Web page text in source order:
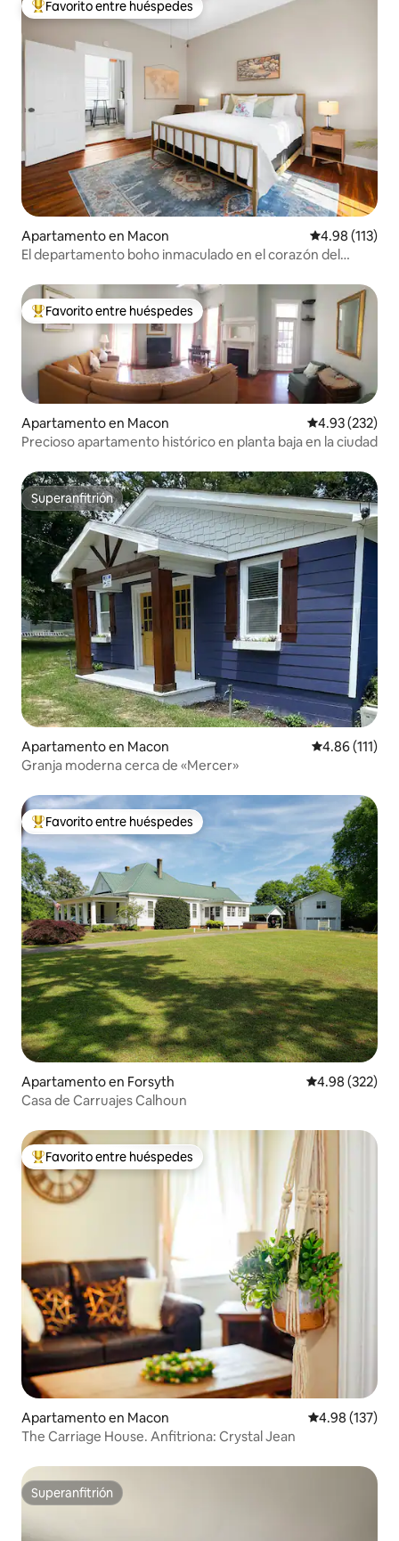
Favorito entre huéspedes preferido
Favorito entre huéspedes
Apartamento en Macon Calificación
4.98 (113)
El departamento boho inmaculado en el corazón del
Favorito entre huéspedes preferido
Favorito entre huéspedes
Apartamento en Macon Calificación
4.93 (232)
Precioso apartamento histórico en planta baja en la ciudad
Superanfitrión
Superanfitrión
Apartamento en Macon Calificación
4.86 (111)
Granja moderna cerca de «Mercer»
Favorito entre huéspedes preferido
Favorito entre huéspedes
Apartamento en Forsyth Calificación
4.98 (322)
Casa de Carruajes Calhoun
Favorito entre huéspedes preferido
Favorito entre huéspedes
Apartamento en Macon Calificación
4.98 (137)
The Carriage House. Anfitriona: Crystal Jean
Superanfitrión
Superanfitrión